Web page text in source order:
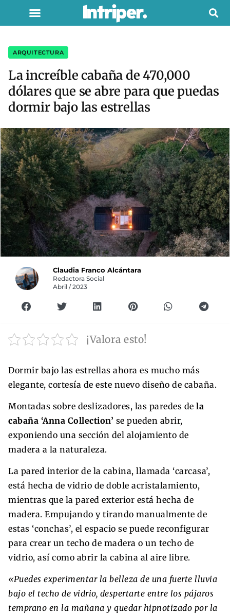
ARQUITECTURA
La increíble cabaña de 470,000
dólares que se abre para que puedas
dormir bajo las estrellas
Claudia Franco Alcántara
Redactora Social
Abril / 2023
¡Valora esto!
Dormir bajo las estrellas ahora es mucho más
elegante, cortesía de este nuevo diseño de cabaña.
Montadas sobre deslizadores, las paredes de la
cabaña ‘Anna Collection’ se pueden abrir,
exponiendo una sección del alojamiento de
madera a la naturaleza.
La pared interior de la cabina, llamada ‘carcasa’,
está hecha de vidrio de doble acristalamiento,
mientras que la pared exterior está hecha de
madera. Empujando y tirando manualmente de
estas ‘conchas’, el espacio se puede reconfigurar
para crear un techo de madera o un techo de
vidrio, así como abrir la cabina al aire libre.
«Puedes experimentar la belleza de una fuerte lluvia
bajo el techo de vidrio, despertarte entre los pájaros
temprano en la mañana y quedar hipnotizado por la